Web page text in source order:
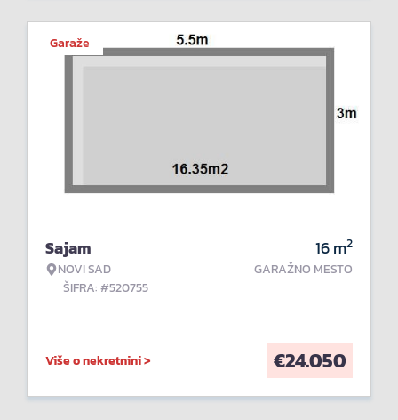
Garaže
Sajam
NOVI SAD
ŠIFRA: #520755
16m2
GARAŽNO MESTO
Više o nekretnini > €24.050